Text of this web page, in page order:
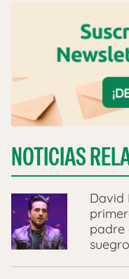
NOTICIAS
David
padre